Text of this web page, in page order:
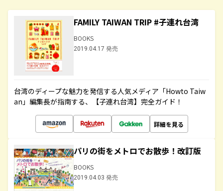
FAMILY TAIWAN TRIP #子連れ台湾
BOOKS
2019.04.17 発売
台湾のディープな魅力を発信する人気メディア「Howto Taiw
an」編集長が指南する、【子連れ台湾】完全ガイド！
詳細を見る
パリの街をメトロでお散歩！改訂版
BOOKS
2019.04.03 発売